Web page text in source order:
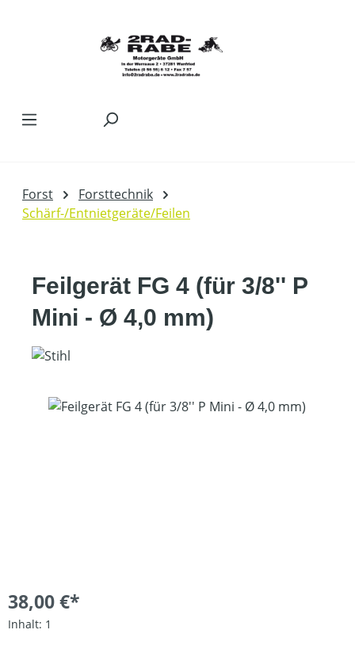
Forst
Forsttechnik
Schärf-/Entnietgeräte/Feilen
Feilgerät FG 4 (für 3/8'' P
Mini - Ø 4,0 mm)
Bildergalerie überspringen
38,00 €*
Inhalt: 1